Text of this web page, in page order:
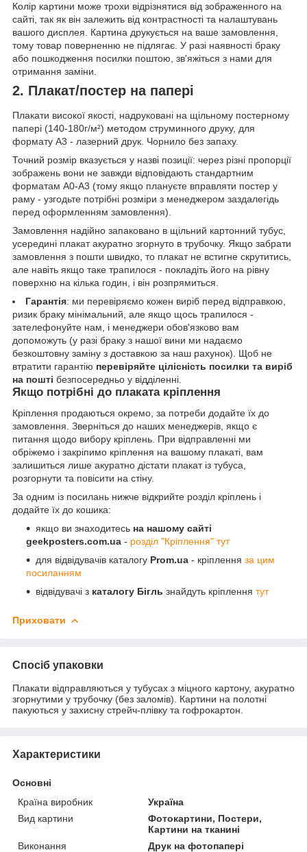
Колір картини може трохи відрізнятися від зображенного на
сайті, так як він залежить від контрастності та налаштувань
вашого дисплея. Картина друкується на ваше замовлення,
тому товар поверненню не підлягає. У разі наявності браку
або пошкодження посилки поштою, зв'яжіться з нами для
отримання заміни.
2. Плакат/постер на папері
Плакати високої якості, надруковані на щільному постерному
папері (140-180г/м²) методом струминного друку, для
формату А3 - лазерний друк. Чорнило без запаху.
Точний розмір вказується у назві позиції: через різні пропорції
зображень вони не завжди відповідають стандартним
форматам А0-А3 (тому якщо плануєте вправляти постер у
раму - узгодьте потрібні розміри з менеджером заздалегідь
перед оформленням замовлення).
Замовлення надійно запаковано в щільний картонний тубус,
усередині плакат акуратно згорнуто в трубочку. Якщо забрати
замовлення з пошти швидко, то плакат не встигне скрутитись,
але навіть якщо таке трапилося - покладіть його на рівну
поверхню на кілька годин, і він розпрямиться.
Гарантія: ми перевіряємо кожен виріб перед відправкою,
ризик браку мінімальний, але якщо щось трапилося -
зателефонуйте нам, і менеджери обов'язково вам
допоможуть (у разі браку з нашої вини ми надаємо
безкоштовну заміну з доставкою за наш рахунок). Щоб не
втратити гарантію перевіряйте цілісність посилки та виріб
на пошті безпосередньо у відділенні.
Якщо потрібні до плаката кріплення
Кріплення продаються окремо, за потреби додайте їх до
замовлення. Зверніться до наших менеджерів, якщо є
питання щодо вибору кріплень. При відправленні ми
обріжемо і закріпимо кріплення на вашому плакаті, вам
залишиться лише акуратно дістати плакат із тубуса,
розгорнути та повісити на стіну.
За одним із посилань нижче відкрийте розділ кріплень і
додайте їх до кошика:
якщо ви знаходитесь на нашому сайті
geekposters.com.ua - розділ "Кріплення" тут
для відвідувачів каталогу Prom.ua - кріплення за цим
посиланням
відвідувачі з каталогу Бігль знайдуть кріплення тут
Приховати
Спосіб упаковки
Плакати відправляються у тубусах з міцного картону, акуратно
згорнутими у трубочку (без заломів). Картини на полотні
пакуються у захисну стрейч-плівку та гофрокартон.
Характеристики
Основні
Країна виробник
Україна
Вид картини
Фотокартини, Постери,
Картини на тканині
Виконання
Друк на фотопапері